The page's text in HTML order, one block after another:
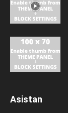
Asistan